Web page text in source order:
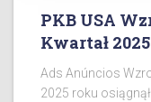
PKB USA
Kwartał 2025
Ads Anúncios
2025 roku